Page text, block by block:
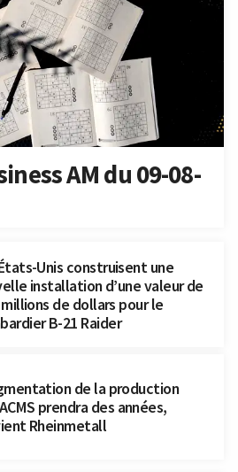
AM du 09-08-
Unis construisent une
installation d’une valeur de
de dollars pour le
B-21 Raider
de la production
prendra des années,
Rheinmetall